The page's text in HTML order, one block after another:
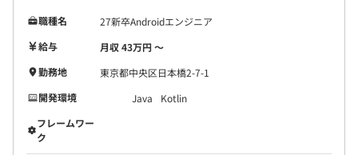
職種名
27新卒Androidエンジニア
給与
月収 43万円 〜
勤務地
東京都中央区日本橋2-7-1
開発環境
Java
Kotlin
フレームワー
ク